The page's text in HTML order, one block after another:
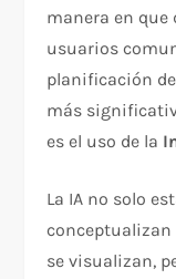
manera en que
usuarios
planificación
más
es el uso de la
La IA no solo
conceptualizan
se visualizan,